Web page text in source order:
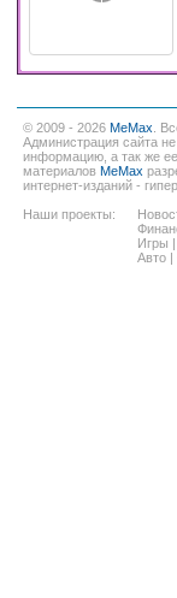
© 2009 - 2026 MeMax .
Администрация сайта
информацию, а так же
материалов MeMax
интернет-изданий -
Наши проекты:
Игры |
Авто |